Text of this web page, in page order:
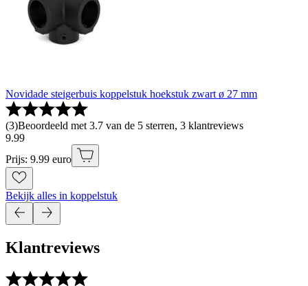
Novidade steigerbuis koppelstuk hoekstuk zwart ø 27 mm
(3)Beoordeeld met 3.7 van de 5 sterren, 3 klantreviews
9.99
Prijs: 9.99 euro
Bekijk alles in koppelstuk
Klantreviews